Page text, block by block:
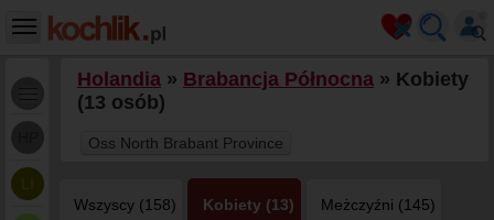
Holandia » Brabancja Północna » Kobiety
(13 osób)
Oss North Brabant Province
Wszyscy (158) Kobiety (13) Meżczyźni (145)